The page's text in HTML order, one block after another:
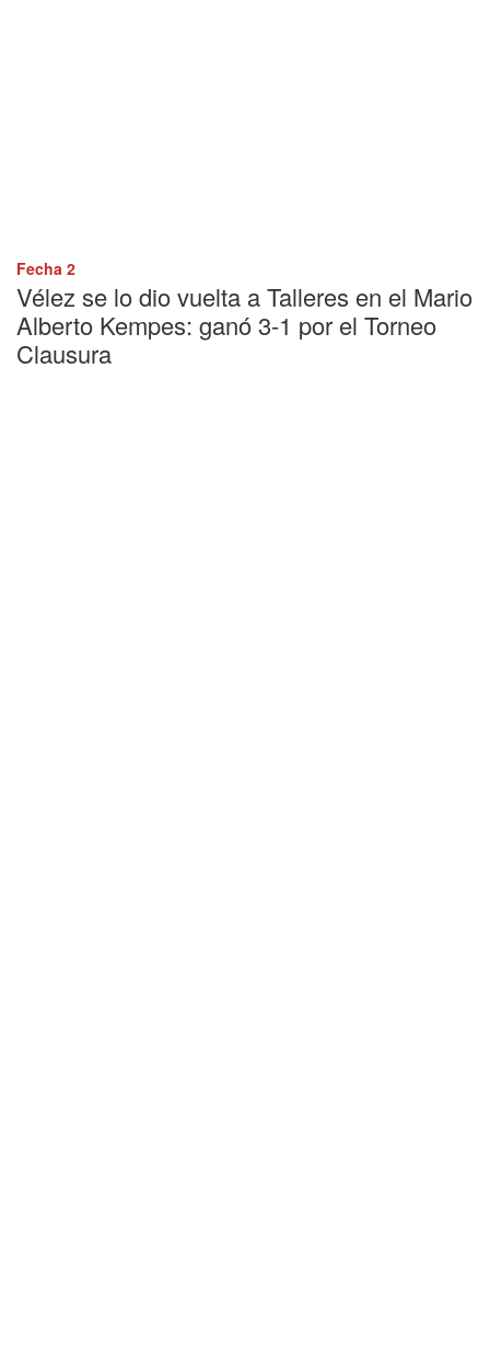
Fecha 2
Vélez se lo dio vuelta a Talleres en el Mario
Alberto Kempes: ganó 3-1 por el Torneo
Clausura